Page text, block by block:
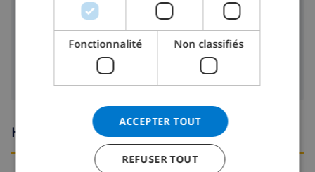
lave-vaisselle
machine à laver
Heures d'arrivée et de départ
Fonctionnalité Non classifiés
ACCEPTER TOUT
REFUSER TOUT